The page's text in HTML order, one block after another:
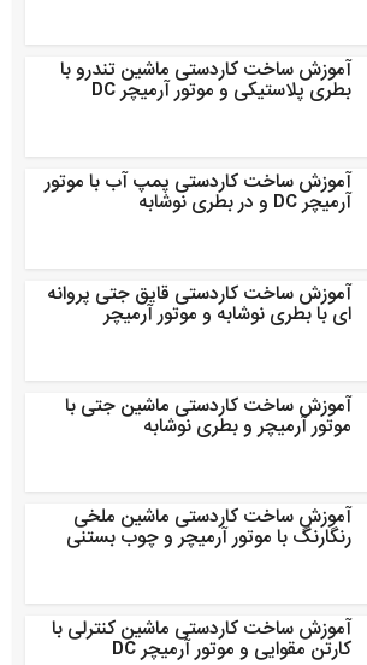
آموزش ساخت کاردستی ماشین تندرو با
بطری پلاستیکی و موتور آرمیچر DC
آموزش ساخت کاردستی پمپ آب با موتور
آرمیچر DC و در بطری نوشابه
آموزش ساخت کاردستی قایق جتی پروانه
ای با بطری نوشابه و موتور آرمیچر
آموزش ساخت کاردستی ماشین جتی با
موتور آرمیچر و بطری نوشابه
آموزش ساخت کاردستی ماشین ملخی
رنگارنگ با موتور آرمیچر و چوب بستنی
آموزش ساخت کاردستی ماشین کنترلی با
کارتن مقوایی و موتور آرمیچر DC